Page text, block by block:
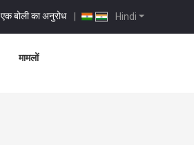
Hindi
एक बोली का अनुरोध |
मामलों